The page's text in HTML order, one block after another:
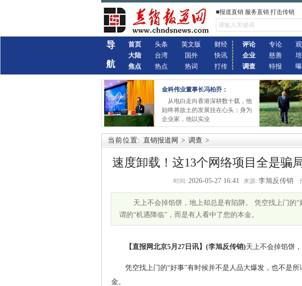
■报道直销 服务直销 打击传销
导
航
首页
大陆
焦点
头条
台湾
热点
英文版
国外
热词
财经
快讯
打传
评论
企业
调查
专论
慈善
特报
金科伟业董事长冯柏乔：
从电白走向香港深耕数十载，他
始终将故土的发展挂在心头；身为
企业家，他以实业
当前位置: 直销报道网 > 调查 >
速度卸载！这13个网络项目全是骗
时间: 2026-05-27 16:41 来源: 李旭反传销
天上不会掉馅饼，地上却总是有陷阱。 凭空找上门的
谓的“机遇降临”，而是有人看中了您的本金。
【直报网北京5月27日讯】(李旭反传销)天上不会掉馅饼
凭空找上门的“好事”有时候并不是人品大爆发，也不是
金。